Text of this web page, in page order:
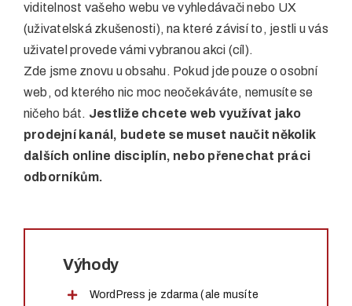
viditelnost vašeho webu ve vyhledávači nebo UX
(uživatelská zkušenosti), na které závisí to, jestli u vás
uživatel provede vámi vybranou akci (cíl).
Zde jsme znovu u obsahu. Pokud jde pouze o osobní
web, od kterého nic moc neočekáváte, nemusíte se
ničeho bát. Jestliže chcete web využívat jako
prodejní kanál, budete se muset naučit několik
dalších online disciplín, nebo přenechat práci
odborníkům.
Výhody
WordPress je zdarma (ale musíte